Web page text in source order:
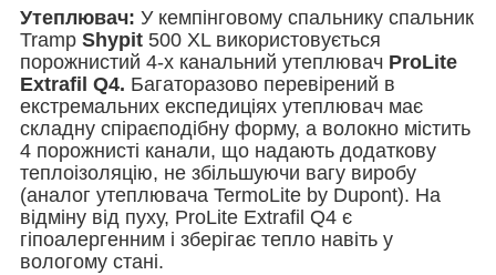
Утеплювач: У кемпінговому спальнику спальник
Tramp Shypit 500 XL використовується
порожнистий 4-х канальний утеплювач ProLite
Extrafil Q4. Багаторазово перевірений в
екстремальних експедиціях утеплювач має
складну спіраєподібну форму, а волокно містить
4 порожнисті канали, що надають додаткову
теплоізоляцію, не збільшуючи вагу виробу
(аналог утеплювача TermoLite by Dupont). На
відміну від пуху, ProLite Extrafil Q4 є
гіпоалергенним і зберігає тепло навіть у
вологому стані.